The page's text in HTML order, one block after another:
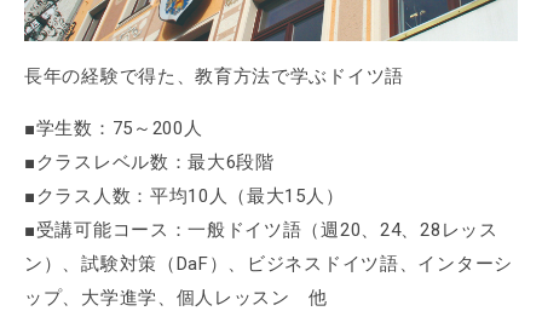
長年の経験で得た、教育方法で学ぶドイツ語
■学生数：75～200人
■クラスレベル数：最大6段階
■クラス人数：平均10人（最大15人）
■受講可能コース：一般ドイツ語（週20、24、28レッス
ン）、試験対策（DaF）、ビジネスドイツ語、インターシ
ップ、大学進学、個人レッスン 他